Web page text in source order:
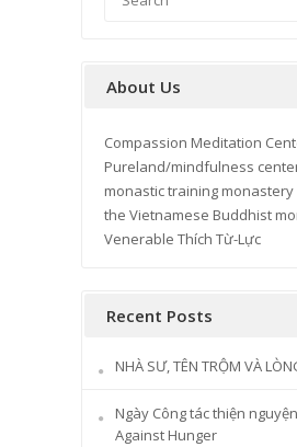
About Us
Compassion Meditation
Pureland/mindfulness
monastic training
the Vietnamese Buddhist
Venerable Thích Từ-Lực
Recent Posts
NHÀ SƯ, TÊN TRỘM VÀ
Ngày Công tác thiện
Against Hunger